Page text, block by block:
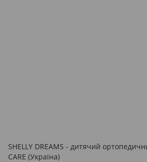
SHELLY DREAMS - дитячий
CARE (Україна)